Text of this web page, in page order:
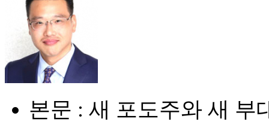
본문 : 새 포도주와 새